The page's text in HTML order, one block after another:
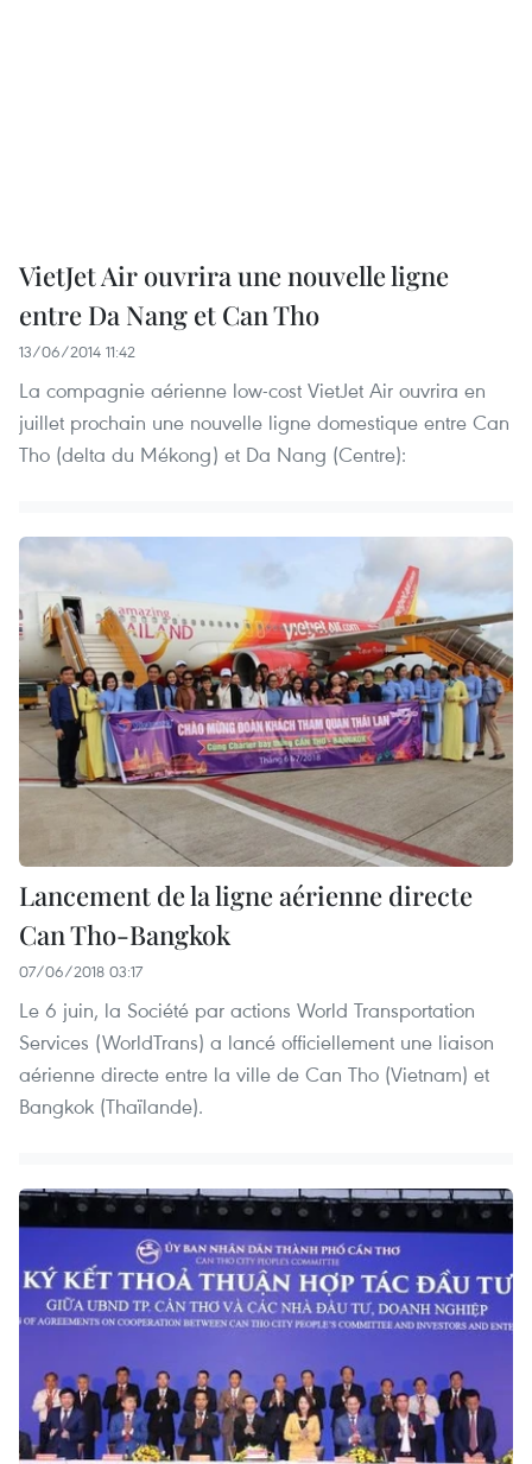
VietJet Air ouvrira une nouvelle ligne
entre Da Nang et Can Tho
13/06/2014 11:42
La compagnie aérienne low-cost VietJet Air ouvrira en
juillet prochain une nouvelle ligne domestique entre Can
Tho (delta du Mékong) et Da Nang (Centre):
Lancement de la ligne aérienne directe
Can Tho-Bangkok
07/06/2018 03:17
Le 6 juin, la Société par actions World Transportation
Services (WorldTrans) a lancé officiellement une liaison
aérienne directe entre la ville de Can Tho (Vietnam) et
Bangkok (Thaïlande).